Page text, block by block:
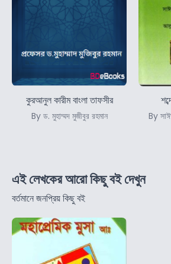
কুরআনুল কারীম বাংলা তাফসীর
By ড. মুহাম্মদ মুজীবুর রহমান By
এই লেখকের আরো কিছু বই দেখুন
বর্তমানে জনপ্রিয় কিছু বই